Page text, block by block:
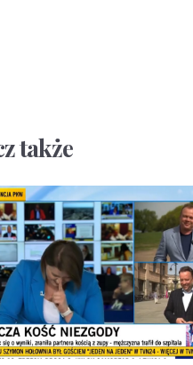
także